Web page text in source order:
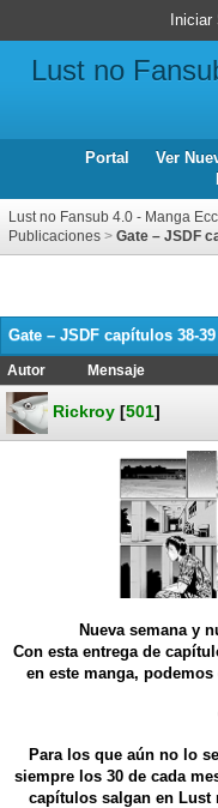
Lust no
Portal Ver
Lust no Fansub 4.0 - Manga
Publicaciones > Gate – JSDF
Gate – JSDF capítulos 38-39
Autor
Mensaje
Rickroy [501]
Nueva semana y
Con esta entrega de
en este manga,
Para los que aún no lo
siempre los 30 de cada
capítulos salgan en Lust